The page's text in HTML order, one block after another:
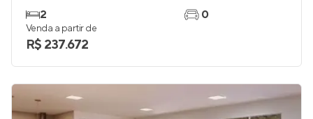
2
0
Venda a partir de
R$ 237.672